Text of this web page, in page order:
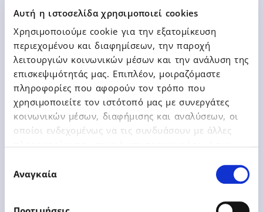
Αυτή η ιστοσελίδα χρησιμοποιεί cookies
Χρησιμοποιούμε cookie για την εξατομίκευση
περιεχομένου και διαφημίσεων, την παροχή
λειτουργιών κοινωνικών μέσων και την ανάλυση της
επισκεψιμότητάς μας. Επιπλέον, μοιραζόμαστε
πληροφορίες που αφορούν τον τρόπο που
χρησιμοποιείτε τον ιστότοπό μας με συνεργάτες
κοινωνικών μέσων, διαφήμισης και αναλύσεων, οι
οποίοι ενδεχομένως να τις συνδυάσουν με άλλες
σας χρήση των υπηρεσιών τους.
συγκατάθεσης
Αναγκαία
διατάξεις του άρθρου 24 παρ. 2 (α) του Ν.
3461/2006
Δείτε Περισσότερα